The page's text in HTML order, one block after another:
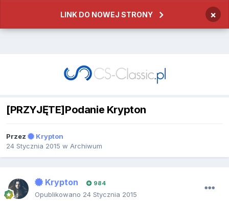
LINK DO NOWEJ STRONY ×
[PRZYJĘTE]Podanie Krypton
Przez
Krypton
24 Stycznia 2015 w Archiwum
Krypton 984
Opublikowano 24 Stycznia 2015